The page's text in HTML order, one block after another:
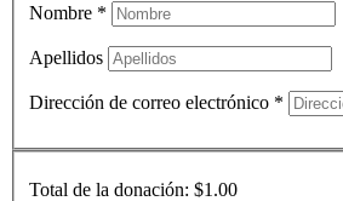
Nombre *
Apellidos
Dirección de correo electrónico *
Total de la donación: $1.00